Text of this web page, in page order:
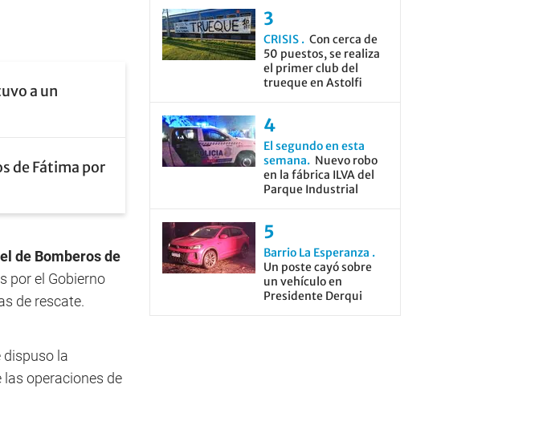
a un
de Fátima por
de Bomberos de
por el Gobierno
de rescate.
dispuso la
las operaciones de
CRISIS
Con cerca de
50 puestos, se realiza
el primer club del
trueque en Astolfi
El segundo en esta
semana
Nuevo robo
en la fábrica ILVA del
Parque Industrial
Barrio La Esperanza
Un poste cayó sobre
un vehículo en
Presidente Derqui